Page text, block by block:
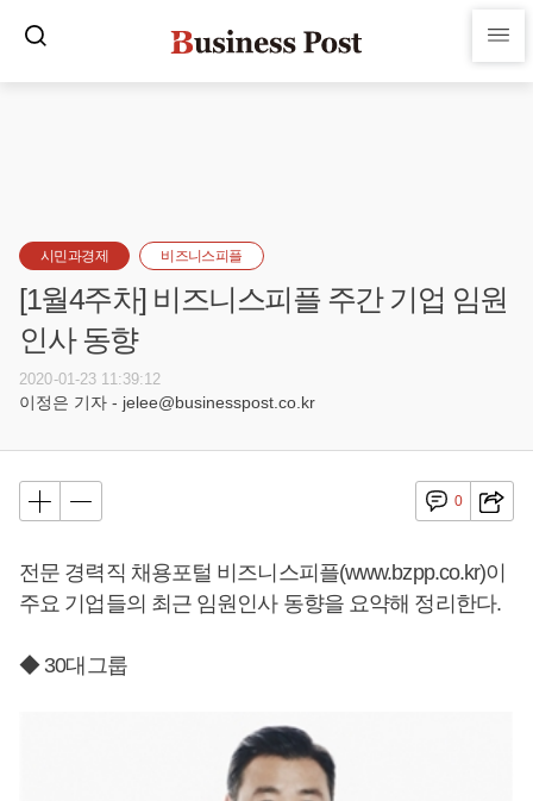
시민과경제 비즈니스피플
[1월4주차] 비즈니스피플 주간 기업 임원
인사 동향
2020-01-23 11:39:12
이정은 기자 - jelee@businesspost.co.kr
0
전문 경력직 채용포털 비즈니스피플(www.bzpp.co.kr)이
주요 기업들의 최근 임원인사 동향을 요약해 정리한다.
◆ 30대그룹